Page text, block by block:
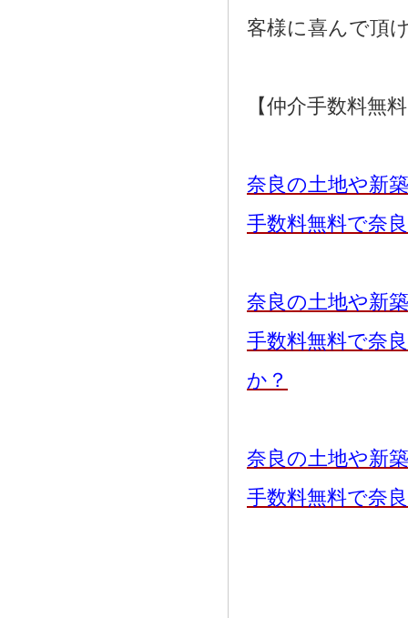
客様に喜んで頂
【仲介手数料無
奈良の土地や新
手数料無料で奈
奈良の土地や新
手数料無料で奈
か？
奈良の土地や新
手数料無料で奈